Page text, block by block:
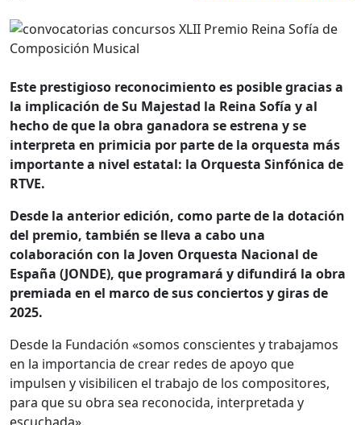
Este prestigioso reconocimiento es posible gracias a
la implicación de Su Majestad la Reina Sofía y al
hecho de que la obra ganadora se estrena y se
interpreta en primicia por parte de la orquesta más
importante a nivel estatal: la Orquesta Sinfónica de
RTVE.
Desde la anterior edición, como parte de la dotación
del premio, también se lleva a cabo una
colaboración con la Joven Orquesta Nacional de
España (JONDE), que programará y difundirá la obra
premiada en el marco de sus conciertos y giras de
2025.
Desde la Fundación «somos conscientes y trabajamos
en la importancia de crear redes de apoyo que
impulsen y visibilicen el trabajo de los compositores,
para que su obra sea reconocida, interpretada y